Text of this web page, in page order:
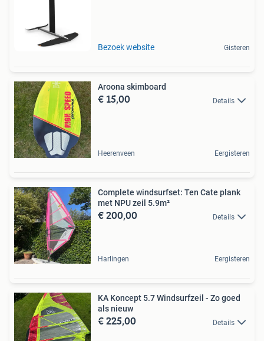
Bezoek website Gisteren
Aroona skimboard
€ 15,00 Details
Heerenveen Eergisteren
Complete windsurfset: Ten Cate plank
met NPU zeil 5.9m²
€ 200,00 Details
Harlingen Eergisteren
KA Koncept 5.7 Windsurfzeil - Zo goed
als nieuw
€ 225,00 Details